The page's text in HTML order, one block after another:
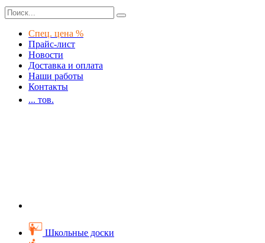
Спец. цена %
Прайс-лист
Новости
Доставка и оплата
Наши работы
Контакты
... тов.
Школьные доски